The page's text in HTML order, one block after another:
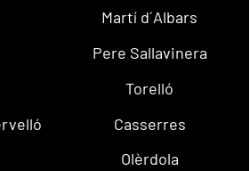
Martí d´Albars
Pere Sallavinera
Torelló
Casserres
Olèrdola